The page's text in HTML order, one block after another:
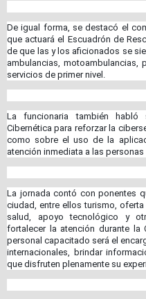
De igual forma, se destacó el
que actuará el Escuadrón de
de que las y los aficionados se
ambulancias,
servicios de primer nivel.
La funcionaria también
Cibernética para reforzar la
como sobre el uso de la
atención inmediata a las
La jornada contó con ponentes
ciudad, entre ellos turismo,
salud, apoyo tecnológico y
fortalecer la atención durante la
personal capacitado será el
internacionales, brindar
que disfruten plenamente su